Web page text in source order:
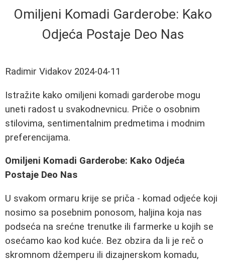
Omiljeni Komadi Garderobe: Kako
Odjeća Postaje Deo Nas
Radimir Vidakov 2024-04-11
Istražite kako omiljeni komadi garderobe mogu
uneti radost u svakodnevnicu. Priče o osobnim
stilovima, sentimentalnim predmetima i modnim
preferencijama.
Omiljeni Komadi Garderobe: Kako Odjeća
Postaje Deo Nas
U svakom ormaru krije se priča - komad odjeće koji
nosimo sa posebnim ponosom, haljina koja nas
podseća na srećne trenutke ili farmerke u kojih se
osećamo kao kod kuće. Bez obzira da li je reč o
skromnom džemperu ili dizajnerskom komadu,